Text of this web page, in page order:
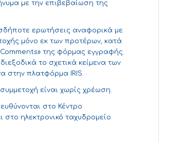
με την επιβεβαίωση της
ερωτήσεις αναφορικά με
μόνο εκ των προτέρων, κατά
της φόρμας εγγραφής.
το σχετικά κείμενα των
στην πλατφόρμα IRIS.
είναι χωρίς χρέωση.
στο Κέντρο
ηλεκτρονικό ταχυδρομείο